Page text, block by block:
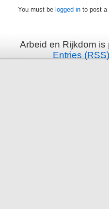
You must be logged in to post a
Arbeid en Rijkdom
Entries (RSS)